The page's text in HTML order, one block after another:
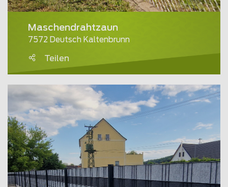
Maschendrahtzaun
7572 Deutsch Kaltenbrunn
Teilen